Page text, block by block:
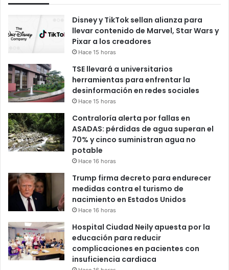
Disney y TikTok sellan alianza para
llevar contenido de Marvel, Star Wars y
Pixar a los creadores
Hace 15 horas
TSE llevará a universitarios
herramientas para enfrentar la
desinformación en redes sociales
Hace 15 horas
Contraloría alerta por fallas en
ASADAS: pérdidas de agua superan el
70% y cinco suministran agua no
potable
Hace 16 horas
Trump firma decreto para endurecer
medidas contra el turismo de
nacimiento en Estados Unidos
Hace 16 horas
Hospital Ciudad Neily apuesta por la
educación para reducir
complicaciones en pacientes con
insuficiencia cardiaca